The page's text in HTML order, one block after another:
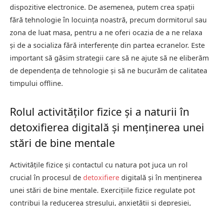
dispozitive electronice. De asemenea, putem crea spații
fără tehnologie în locuința noastră, precum dormitorul sau
zona de luat masa, pentru a ne oferi ocazia de a ne relaxa
și de a socializa fără interferențe din partea ecranelor. Este
important să găsim strategii care să ne ajute să ne eliberăm
de dependența de tehnologie și să ne bucurăm de calitatea
timpului offline.
Rolul activităților fizice și a naturii în
detoxifierea digitală și menținerea unei
stări de bine mentale
Activitățile fizice și contactul cu natura pot juca un rol
crucial în procesul de detoxifiere digitală și în menținerea
unei stări de bine mentale. Exercițiile fizice regulate pot
contribui la reducerea stresului, anxietății și depresiei,